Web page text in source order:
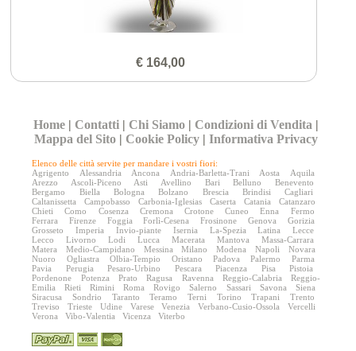
€ 164,00
Home | Contatti | Chi Siamo | Condizioni di Vendita |
Mappa del Sito | Cookie Policy |Informativa Privacy
Elenco delle città servite per mandare i vostri fiori:
Agrigento
Alessandria Ancona Andria-Barletta-Trani Aosta
Aquila
Arezzo
Ascoli-Piceno Asti Avellino Bari Belluno
Benevento
Bergamo
Biella Bologna Bolzano Brescia Brindisi
Cagliari
Caltanissetta
Campobasso Carbonia-Iglesias Caserta Catania
Catanzaro
Chieti
Como Cosenza Cremona Crotone Cuneo Enna
Fermo
Ferrara
Firenze Foggia Forlì-Cesena Frosinone Genova
Gorizia
Grosseto
Imperia Invio-piante Isernia La-Spezia Latina
Lecce
Lecco
Livorno Lodi Lucca Macerata Mantova
Massa-Carrara
Matera
Medio-Campidano Messina Milano Modena Napoli
Novara
Nuoro
Ogliastra Olbia-Tempio Oristano Padova Palermo
Parma
Pavia
Perugia Pesaro-Urbino Pescara Piacenza Pisa
Pistoia
Pordenone
Potenza Prato Ragusa Ravenna Reggio-Calabria
Reggio-
Emilia
Rieti Rimini Roma Rovigo Salerno Sassari Savona
Siena
Siracusa
Sondrio Taranto Teramo Terni Torino Trapani
Trento
Treviso
Trieste Udine Varese Venezia Verbano-Cusio-Ossola
Vercelli
Verona
Vibo-Valentia Vicenza Viterbo